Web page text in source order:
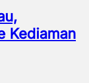
Kediaman